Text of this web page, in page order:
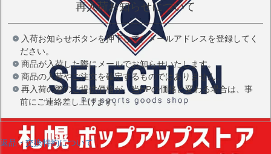
再入荷お知らせについて
入荷お知らせボタンを押下して、メールアドレスを登録してく
ださい。
商品が入荷した際にメールでお知らせいたします。
商品の入荷やご注文を確定するものではありません。
再入荷の際のご提供価格が、当HPの価格と変わる場合は、事
前にご連絡差し上げます。
返品・交換特約について